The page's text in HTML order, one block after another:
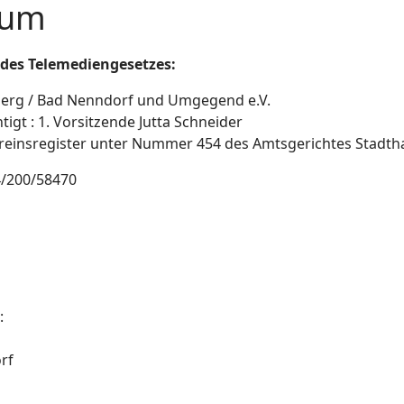
Telemediengesetzes:
/ Bad Nenndorf und Umgegend e.V.
: 1. Vorsitzende Jutta Schneider
unter Nummer 454 des Amtsgerichtes
58470